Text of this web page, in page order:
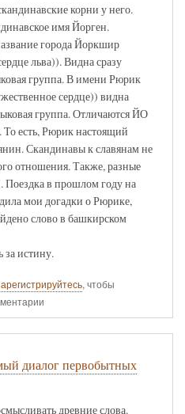
корни у него.
имя Йорген.
города Йоркшир
льва)). Видна сразу
группа. В имени Рюрик
сердце)) видна
группа. Отличаются ЙО
есть, Рюрик настоящий
Скандинавы к славянам не
отношения. Также, разные
в прошлом году на
мои догадки о Рюрике,
слово в башкирском
истину.
, чтобы
диалог первобытных
древние слова.